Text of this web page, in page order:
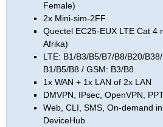
Female)
2x Mini-sim-2FF
Quectel EC25-EUX LTE Cat 4
Afrika)
LTE: B1/B3/B5/B7/B8/B20/
B1/B5/B8 / GSM: B3/B8
1x WAN + 1x LAN of 2x LAN
DMVPN, IPsec, OpenVPN,
Web, CLI, SMS, On-demand
DeviceHub